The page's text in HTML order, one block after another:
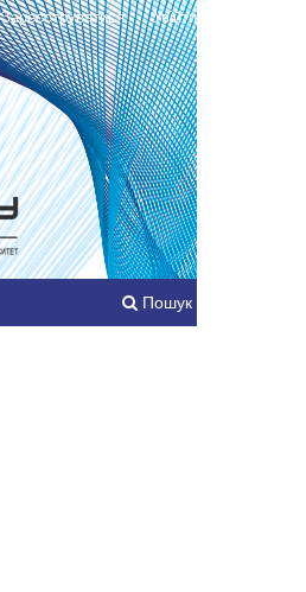
Пошук
Зареєструватися Увійти